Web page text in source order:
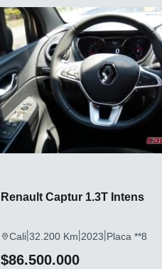
Renault Captur 1.3T Intens
Cali|32.200 Km|2023|Placa **8
$86.500.000